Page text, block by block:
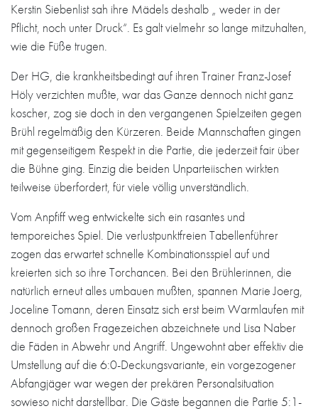
Kerstin Siebenlist sah ihre Mädels deshalb „ weder in der
Pflicht, noch unter Druck“. Es galt vielmehr so lange mitzuhalten,
wie die Füße trugen.
Der HG, die krankheitsbedingt auf ihren Trainer Franz-Josef
Höly verzichten mußte, war das Ganze dennoch nicht ganz
koscher, zog sie doch in den vergangenen Spielzeiten gegen
Brühl regelmäßig den Kürzeren. Beide Mannschaften gingen
mit gegenseitigem Respekt in die Partie, die jederzeit fair über
die Bühne ging. Einzig die beiden Unparteiischen wirkten
teilweise überfordert, für viele völlig unverständlich.
Vom Anpfiff weg entwickelte sich ein rasantes und
temporeiches Spiel. Die verlustpunktfreien Tabellenführer
zogen das erwartet schnelle Kombinationsspiel auf und
kreierten sich so ihre Torchancen. Bei den Brühlerinnen, die
natürlich erneut alles umbauen mußten, spannen Marie Joerg,
Joceline Tomann, deren Einsatz sich erst beim Warmlaufen mit
dennoch großen Fragezeichen abzeichnete und Lisa Naber
die Fäden in Abwehr und Angriff. Ungewohnt aber effektiv die
Umstellung auf die 6:0-Deckungsvariante, ein vorgezogener
Abfangjäger war wegen der prekären Personalsituation
sowieso nicht darstellbar. Die Gäste begannen die Partie 5:1-